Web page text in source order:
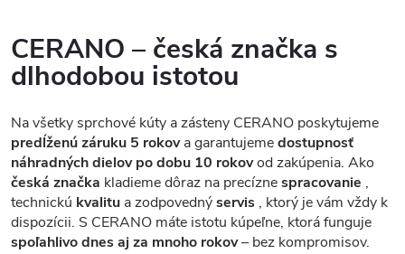
CERANO – česká značka s
dlhodobou istotou
Na všetky sprchové kúty a zásteny CERANO poskytujeme
predĺženú záruku 5 rokova garantujemedostupnosť
náhradných dielov po dobu 10 rokovod zakúpenia. Ako
česká značka kladieme dôraz na precíznespracovanie ,
technickú kvalitu a zodpovednýservis , ktorý je vám vždy k
dispozícii. S CERANO máte istotu kúpeľne, ktorá funguje
spoľahlivo dnes aj za mnoho rokov– bez kompromisov.